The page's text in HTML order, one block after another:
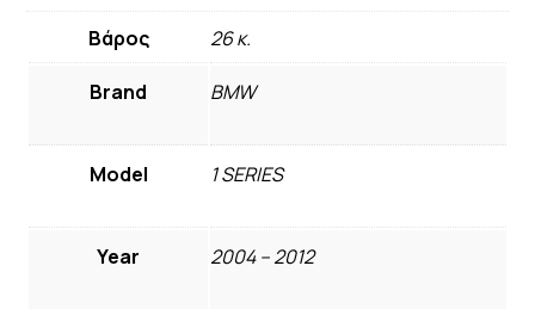
Βάρος 26 κ.
Brand BMW
Model 1 SERIES
Year 2004 – 2012